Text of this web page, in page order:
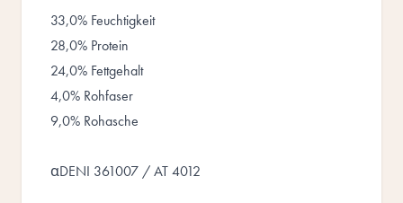
33,0% Feuchtigkeit
28,0% Protein
24,0% Fettgehalt
4,0% Rohfaser
9,0% Rohasche
αDENI 361007 / AT 4012